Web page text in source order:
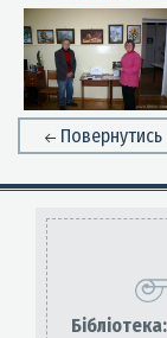
Повернутись
Бiблiотека: